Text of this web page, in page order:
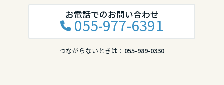
お電話でのお問い合わせ
055-977-6391
つながらないときは： 055-989-0330